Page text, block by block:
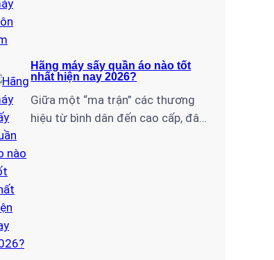
Hãng máy sấy quần áo nào tốt
nhất hiện nay 2026?
Giữa một “ma trận” các thương
hiệu từ bình dân đến cao cấp, đâu